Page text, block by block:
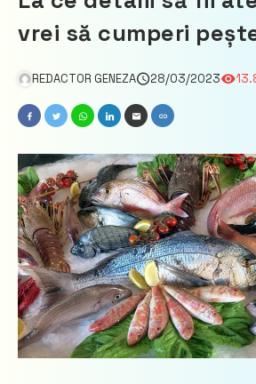
vrei să cumperi
REDACTOR GENEZA 28/03/2023